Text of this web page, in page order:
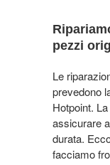
pezzi
Le
prevedono
Hotpoint.
assicurare
durata.
facciamo